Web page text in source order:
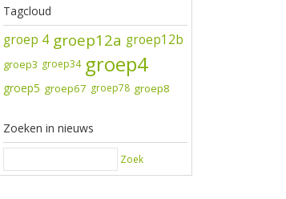
Tagcloud
groep 4 groep12a groep12b
groep3 groep34 groep4
groep5 groep67 groep78 groep8
Zoeken in nieuws
Zoek